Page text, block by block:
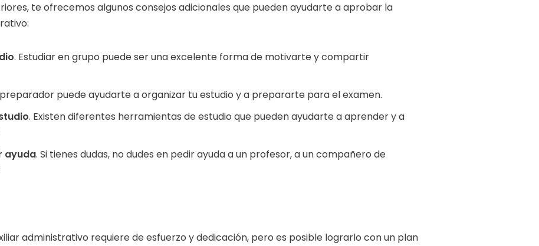
te ofrecemos algunos consejos adicionales que pueden ayudarte a aprobar la
. Estudiar en grupo puede ser una excelente forma de motivarte y compartir
preparador puede ayudarte a organizar tu estudio y a prepararte para el examen.
. Existen diferentes herramientas de estudio que pueden ayudarte a aprender y a
ayuda. Si tienes dudas, no dudes en pedir ayuda a un profesor, a un compañero de
administrativo requiere de esfuerzo y dedicación, pero es posible lograrlo con un plan